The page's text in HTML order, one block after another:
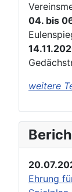
04. bis
weitere
Ehrung